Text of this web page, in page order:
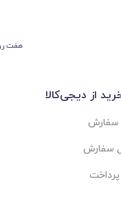
هفت
از دیجی‌کالا
سفارش
سفارش